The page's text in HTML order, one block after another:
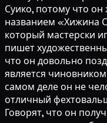
Суико, потому что
названием «Хижина
который мастерски
пишет
что он довольно
является чиновником
самом деле он не
отличный
Говорят, что он